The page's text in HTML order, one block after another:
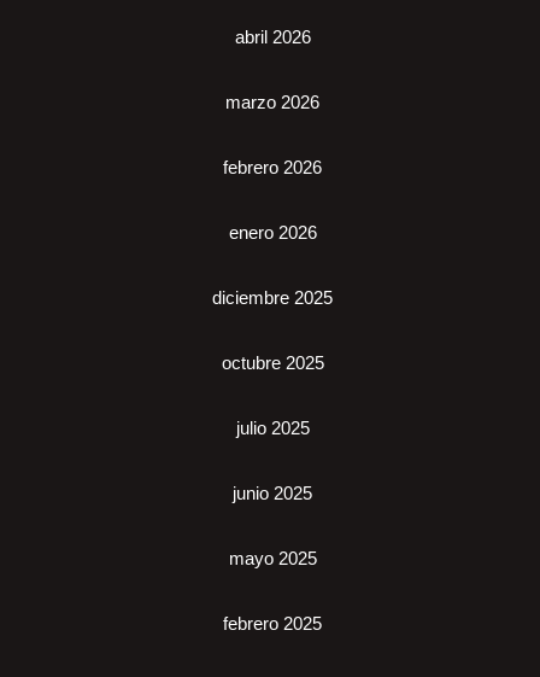
abril 2026
marzo 2026
febrero 2026
enero 2026
diciembre 2025
octubre 2025
julio 2025
junio 2025
mayo 2025
febrero 2025